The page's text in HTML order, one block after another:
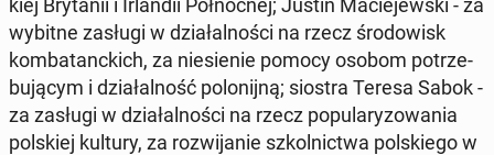
kiej Bry­ta­nii i Ir­lan­dii Pół­noc­nej; Justin Ma­cie­jew­ski - za
wybitne zasługi w dzia­łal­no­ści na rzecz śro­do­wisk
kom­ba­tanc­kich, za nie­sie­nie pomocy osobom po­trze­
bu­ją­cym i dzia­łal­ność po­lo­nij­ną; siostra Teresa Sabok -
za zasługi w dzia­łal­no­ści na rzecz po­pu­la­ry­zo­wa­nia
pol­skiej kultury, za roz­wi­ja­nie szkol­nic­twa pol­skie­go w